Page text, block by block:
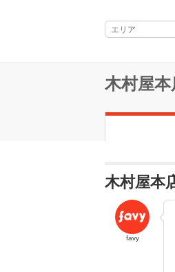
木村屋本
木村屋本
favy